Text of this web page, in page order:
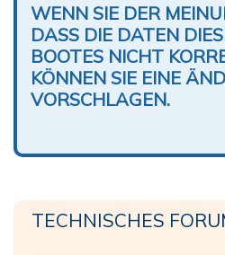
WENN SIE DER
DASS DIE DATEN
BOOTES NICHT
KÖNNEN SIE EINE
VORSCHLAGEN.
TECHNISCHES